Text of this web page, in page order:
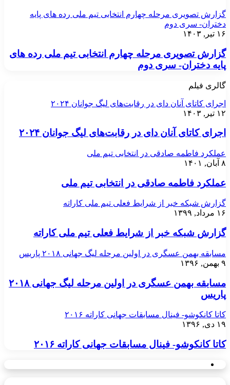
گزارش تصویری مرحله چهارم انتخابی تیم ملی رده های پایه
دختران- سری دوم
۱۶ تیر, ۱۴۰۳
گزارش تصویری مرحله چهارم انتخابی تیم ملی رده های
پایه دختران- سری دوم
گالری فیلم
اجرای کاتای آنان دای در رقابت‌های لیگ جوانان ۲۰۲۴
۱۲ تیر, ۱۴۰۳
اجرای کاتای آنان دای در رقابت‌های لیگ جوانان ۲۰۲۴
عملکرد فاطمه صادقی در انتخابی تیم ملی
۸ آبان, ۱۴۰۱
عملکرد فاطمه صادقی در انتخابی تیم ملی
گزارش شبکه خبر از شرایط فعلی تیم ملی کاراته
۱۶ مرداد, ۱۳۹۹
گزارش شبکه خبر از شرایط فعلی تیم ملی کاراته
مسابقه بهمن عسگری در اولین مرحله لیگ جهانی ۲۰۱۸ پاریس
۹ بهمن, ۱۳۹۶
مسابقه بهمن عسگری در اولین مرحله لیگ جهانی ۲۰۱۸
پاریس
کاتا کانکوشو- فینال مسابقات جهانی کاراته ۲۰۱۶
۱۹ دی, ۱۳۹۶
کاتا کانکوشو- فینال مسابقات جهانی کاراته ۲۰۱۶